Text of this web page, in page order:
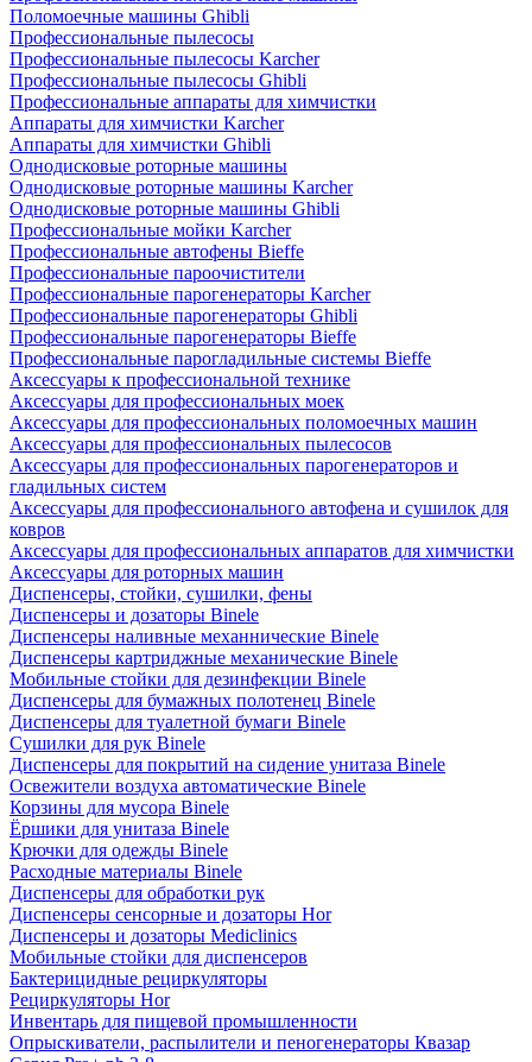
Поломоечные машины Ghibli
Профессиональные пылесосы
Профессиональные пылесосы Karcher
Профессиональные пылесосы Ghibli
Профессиональные аппараты для химчистки
Аппараты для химчистки Karcher
Аппараты для химчистки Ghibli
Однодисковые роторные машины
Однодисковые роторные машины Karcher
Однодисковые роторные машины Ghibli
Профессиональные мойки Karcher
Профессиональные автофены Bieffe
Профессиональные пароочистители
Профессиональные парогенераторы Karcher
Профессиональные парогенераторы Ghibli
Профессиональные парогенераторы Bieffe
Профессиональные парогладильные системы Bieffe
Аксессуары к профессиональной технике
Аксессуары для профессиональных моек
Аксессуары для профессиональных поломоечных машин
Аксессуары для профессиональных пылесосов
Аксессуары для профессиональных парогенераторов и
гладильных систем
Аксессуары для профессионального автофена и сушилок для
ковров
Аксессуары для профессиональных аппаратов для химчистки
Аксессуары для роторных машин
Диспенсеры, стойки, сушилки, фены
Диспенсеры и дозаторы Binele
Диспенсеры наливные механнические Binele
Диспенсеры картриджные механические Binele
Мобильные стойки для дезинфекции Binele
Диспенсеры для бумажных полотенец Binele
Диспенсеры для туалетной бумаги Binele
Сушилки для рук Binele
Диспенсеры для покрытий на сидение унитаза Binele
Освежители воздуха автоматические Binele
Корзины для мусора Binele
Ёршики для унитаза Binele
Крючки для одежды Binele
Расходные материалы Binele
Диспенсеры для обработки рук
Диспенсеры сенсорные и дозаторы Hor
Диспенсеры и дозаторы Mediclinics
Мобильные стойки для диспенсеров
Бактерицидные рециркуляторы
Рециркуляторы Hor
Инвентарь для пищевой промышленности
Опрыскиватели, распылители и пеногенераторы Квазар